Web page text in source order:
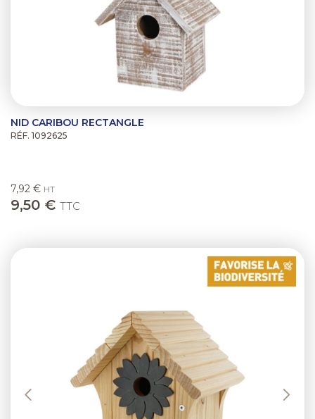
NID CARIBOU RECTANGLE
RÉF. 1092625
7,92 € HT
9,50 € TTC
Next